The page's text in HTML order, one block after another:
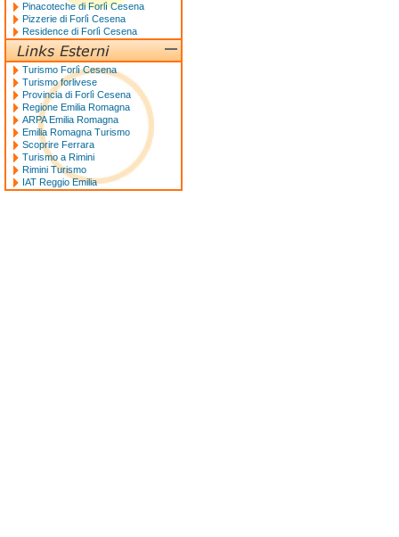
Pinacoteche di Forlì Cesena
Pizzerie di Forlì Cesena
Residence di Forlì Cesena
Turismo Forlì Cesena
Turismo forlivese
Provincia di Forlì Cesena
Regione Emilia Romagna
ARPA Emilia Romagna
Emilia Romagna Turismo
Scoprire Ferrara
Turismo a Rimini
Rimini Turismo
IAT Reggio Emilia